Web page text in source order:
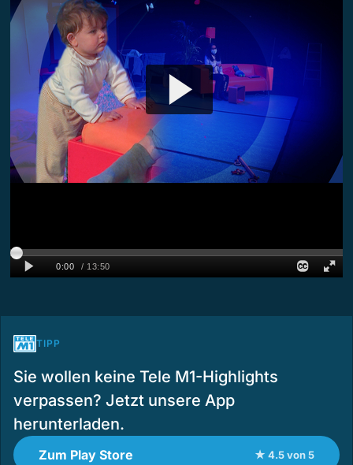
TIPP
Sie wollen keine Tele M1-Highlights
verpassen? Jetzt unsere App
herunterladen.
Zum Play Store ★ 4.5 von 5